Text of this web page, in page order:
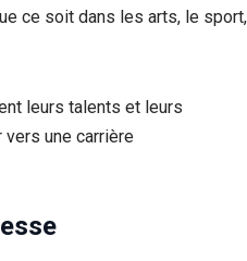
ce soit dans les arts, le sport,
leurs talents et leurs
une carrière